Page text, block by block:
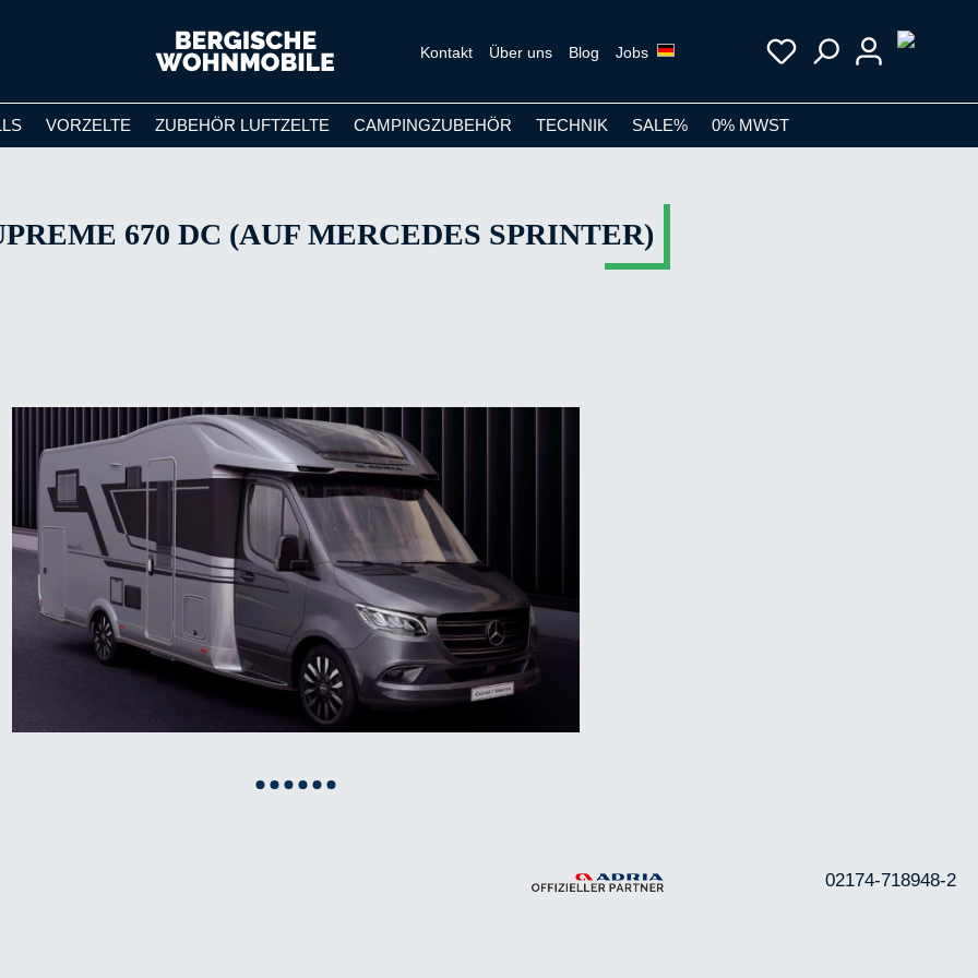
Kontakt Über uns Blog Jobs
VORZELTE ZUBEHÖR LUFTZELTE CAMPINGZUBEHÖR TECHNIK SALE% 0% MWST
670 DC (AUF MERCEDES SPRINTER)
02174-718948-2